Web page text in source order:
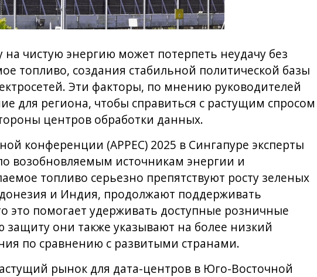
чистую энергию может потерпеть неудачу без
топливо, создания стабильной политической базы
Эти факторы, по мнению руководителей
для региона, чтобы справиться с растущим спросом
центров обработки данных.
конференции (APPEC) 2025 в Сингапуре эксперты
возобновляемым источникам энергии и
топливо серьезно препятствуют росту зеленых
и Индия, продолжают поддерживать
это помогает удерживать доступные розничные
они также указывают на более низкий
по сравнению с развитыми странами.
рынок для дата-центров в Юго-Восточной